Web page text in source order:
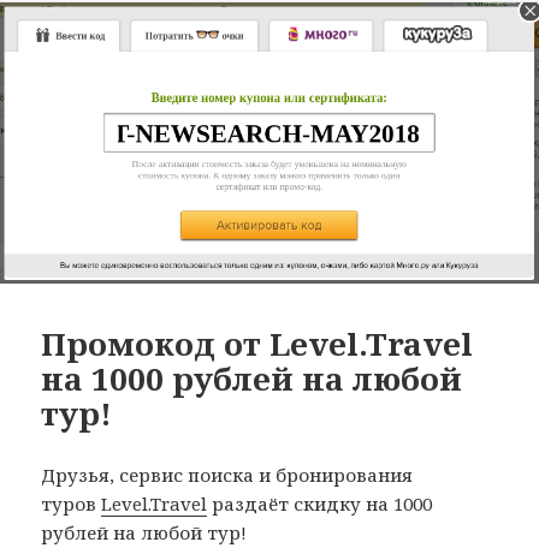
Промокод от Level.Travel
на 1000 рублей на любой
тур!
Друзья, сервис поиска и бронирования
туровLevel.Travel раздаёт скидку на 1000
рублей на любой тур!